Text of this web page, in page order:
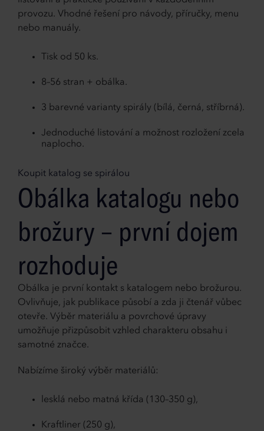
provozu. Vhodné řešení pro návody, příručky, menu
nebo manuály.
Tisk od 50 ks.
8–56 stran + obálka.
3 barevné varianty spirály (bílá, černá, stříbrná).
Jednoduché listování a možnost rozložení zcela
naplocho.
Koupit katalog se spirálou
Obálka katalogu nebo
brožury – první dojem
rozhoduje
Obálka je první kontakt s katalogem nebo brožurou.
Ovlivňuje, jak publikace působí a zda ji čtenář vůbec
otevře. Výběr materiálu a povrchové úpravy
umožňuje přizpůsobit vzhled charakteru obsahu i
samotné značce.
Nabízíme široký výběr materiálů:
lesklá nebo matná křída (130–350 g),
Kraftliner (250 g),